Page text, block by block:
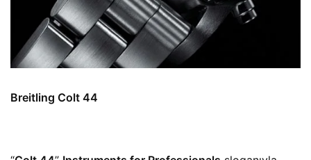
Breitling Colt 44